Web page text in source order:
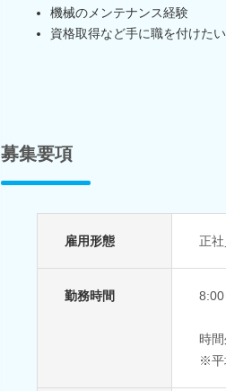
機械のメンテナンス経験
資格取得など手に職を付けた
募集要項
雇用形態 正
勤務時間
時
※平